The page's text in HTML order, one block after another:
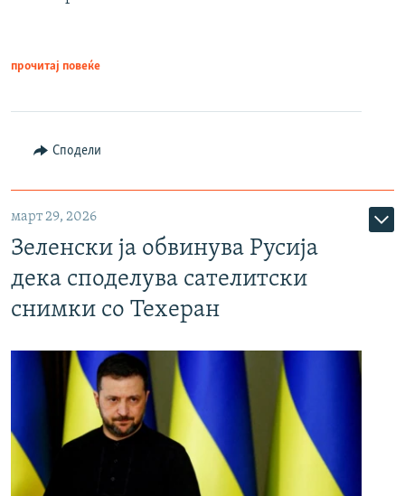
прочитај повеќе
Сподели
март 29, 2026
Зеленски ја обвинува Русија
дека споделува сателитски
снимки со Техеран